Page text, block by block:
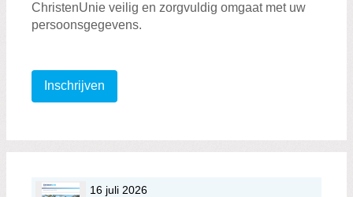
ChristenUnie veilig en zorgvuldig omgaat met uw
persoonsgegevens.
Inschrijven
16 juli 2026